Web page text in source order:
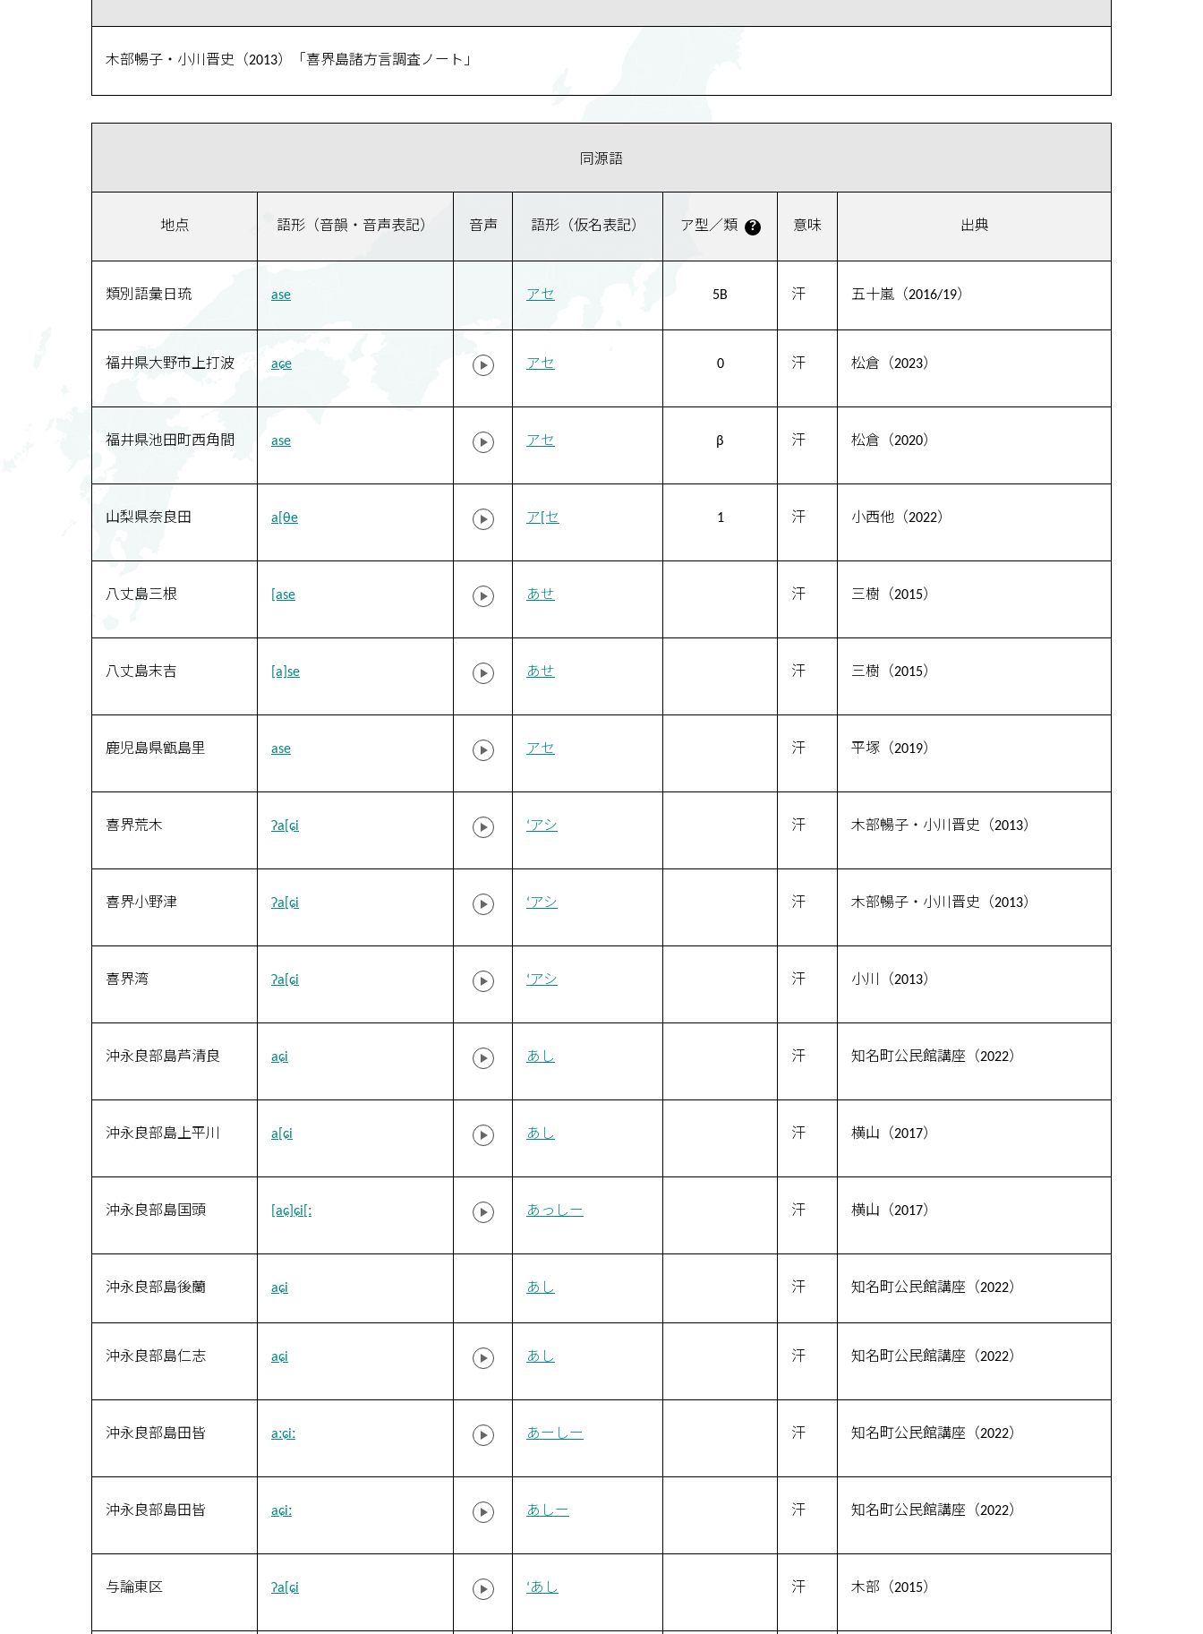
木部暢子・小川晋史（2013）「喜界島諸方言調査ノート」
同源語
地点 語形（音韻・音声表記） 音声 語形（仮名表記） ア型／類 ？ 意味 出典
類別語彙日琉 ase アセ 5B 汗 五十嵐（2016/19）
福井県大野市上打波 aɕe アセ 0 汗 松倉（2023）
福井県池田町西角間 ase アセ β 汗 松倉（2020）
山梨県奈良田 a[θe ア[セ 1 汗 小西他（2022）
八丈島三根 [ase あせ 汗 三樹（2015）
八丈島末吉 [a]se あせ 汗 三樹（2015）
鹿児島県甑島里 ase アセ 汗 平塚（2019）
喜界荒木 ʔa[ɕi ‘アシ 汗 木部暢子・小川晋史（2013）
喜界小野津 ʔa[ɕi ‘アシ 汗 木部暢子・小川晋史（2013）
喜界湾 ʔa[ɕi ‘アシ 汗 小川（2013）
沖永良部島芦清良 aɕi あし 汗 知名町公民館講座（2022）
沖永良部島上平川 a[ɕi あし 汗 横山（2017）
沖永良部島国頭 [aɕ]ɕi[ː あっしー 汗 横山（2017）
沖永良部島後蘭 aɕi あし 汗 知名町公民館講座（2022）
沖永良部島仁志 aɕi あし 汗 知名町公民館講座（2022）
沖永良部島田皆 aːɕiː あーしー 汗 知名町公民館講座（2022）
沖永良部島田皆 aɕiː あしー 汗 知名町公民館講座（2022）
与論東区 ʔa[ɕi ‘あし 汗 木部（2015）